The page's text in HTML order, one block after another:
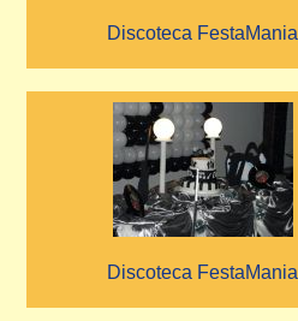
Discoteca FestaMania
Discoteca FestaMania